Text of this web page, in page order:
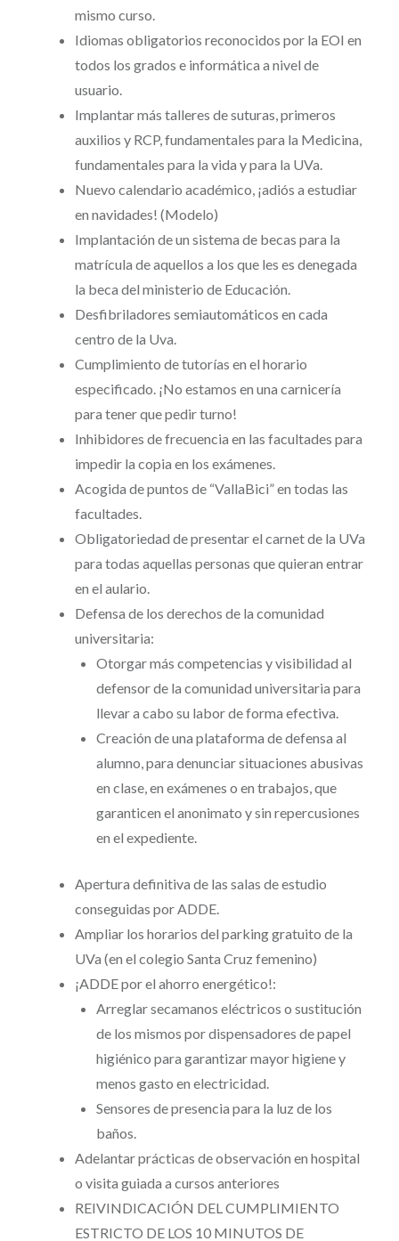
mismo curso.
Idiomas obligatorios reconocidos por la EOI en
todos los grados e informática a nivel de
usuario.
Implantar más talleres de suturas, primeros
auxilios y RCP, fundamentales para la Medicina,
fundamentales para la vida y para la UVa.
Nuevo calendario académico, ¡adiós a estudiar
en navidades! (Modelo)
Implantación de un sistema de becas para la
matrícula de aquellos a los que les es denegada
la beca del ministerio de Educación.
Desfibriladores semiautomáticos en cada
centro de la Uva.
Cumplimiento de tutorías en el horario
especificado. ¡No estamos en una carnicería
para tener que pedir turno!
Inhibidores de frecuencia en las facultades para
impedir la copia en los exámenes.
Acogida de puntos de “VallaBici” en todas las
facultades.
Obligatoriedad de presentar el carnet de la UVa
para todas aquellas personas que quieran entrar
en el aulario.
Defensa de los derechos de la comunidad
universitaria:
Otorgar más competencias y visibilidad al
defensor de la comunidad universitaria para
llevar a cabo su labor de forma efectiva.
Creación de una plataforma de defensa al
alumno, para denunciar situaciones abusivas
en clase, en exámenes o en trabajos, que
garanticen el anonimato y sin repercusiones
en el expediente.
Apertura definitiva de las salas de estudio
conseguidas por ADDE.
Ampliar los horarios del parking gratuito de la
UVa (en el colegio Santa Cruz femenino)
¡ADDE por el ahorro energético!:
Arreglar secamanos eléctricos o sustitución
de los mismos por dispensadores de papel
higiénico para garantizar mayor higiene y
menos gasto en electricidad.
Sensores de presencia para la luz de los
baños.
Adelantar prácticas de observación en hospital
o visita guiada a cursos anteriores
REIVINDICACIÓN DEL CUMPLIMIENTO
ESTRICTO DE LOS 10 MINUTOS DE